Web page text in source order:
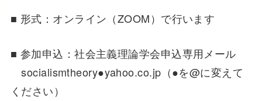
■ 形式：オンライン（ZOOM）で行います
■ 参加申込：社会主義理論学会申込専用メール
socialismtheory●yahoo.co.jp（●を@に変えて
ください）